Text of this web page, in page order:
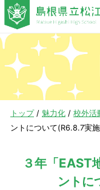
このページの本文へ
現
在
トップ/ 魅力化 / 校外活
ントについて(R6.8.7実
３年「EAST
ントに